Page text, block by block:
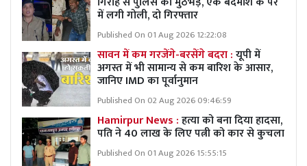
में लगी गोली, दो गिरफ्तार
Published On 01 Aug 2026 12:22:08
सावन में कम गरजेंगे-बरसेंगे बदरा :यूपी में
अगस्त में भी सामान्य से कम बारिश के आसार,
जानिए IMD का पूर्वानुमान
Published On 02 Aug 2026 09:46:59
Hamirpur News :हत्या को बना दिया हादसा,
पति ने 40 लाख के लिए पत्नी को कार से कुचला
Published On 01 Aug 2026 15:55:15